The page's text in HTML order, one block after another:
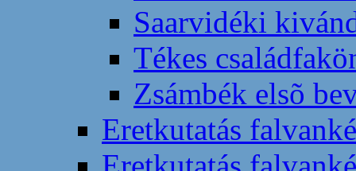
Saarvidéki
Tékes
Zsámbék elsõ
Eretkutatás